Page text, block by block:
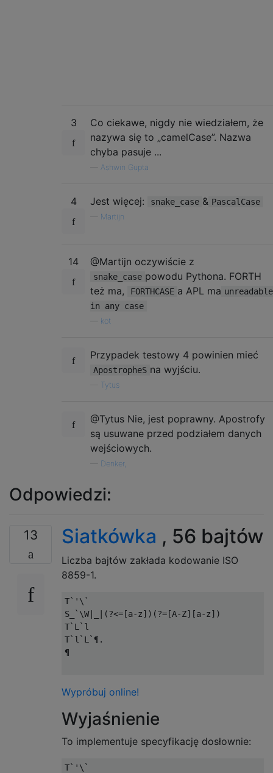
3
Co ciekawe, nigdy nie wiedziałem, że
nazywa się to „camelCase”. Nazwa
chyba pasuje ...
Ashwin Gupta
4 Jest więcej: snake_case & PascalCase
Martijn
14 @Martijn oczywiście z
snake_case powodu Pythona. FORTH
też ma,
FORTHCASE a APL ma unreadable
in any case
kot
Przypadek testowy 4 powinien mieć
ApostropheS na wyjściu.
Tytus
@Tytus Nie, jest poprawny. Apostrofy
są usuwane przed podziałem danych
wejściowych.
Denker,
Odpowiedzi:
13 Siatkówka , 56 bajtów
Liczba bajtów zakłada kodowanie ISO
8859-1.
T`'\`
S_`\W|_|(?<=[a-z])(?=[A-Z][a-z])
T`L`l
T`l`L`¶.
¶
Wypróbuj online!
Wyjaśnienie
To implementuje specyfikację dosłownie: